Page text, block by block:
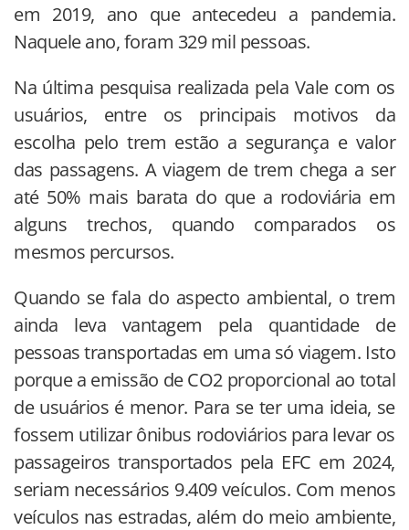
em 2019, ano que antecedeu a pandemia.
Naquele ano, foram 329 mil pessoas.
Na última pesquisa realizada pela Vale com os
usuários, entre os principais motivos da
escolha pelo trem estão a segurança e valor
das passagens. A viagem de trem chega a ser
até 50% mais barata do que a rodoviária em
alguns trechos, quando comparados os
mesmos percursos.
Quando se fala do aspecto ambiental, o trem
ainda leva vantagem pela quantidade de
pessoas transportadas em uma só viagem. Isto
porque a emissão de CO2 proporcional ao total
de usuários é menor. Para se ter uma ideia, se
fossem utilizar ônibus rodoviários para levar os
passageiros transportados pela EFC em 2024,
seriam necessários 9.409 veículos. Com menos
veículos nas estradas, além do meio ambiente,